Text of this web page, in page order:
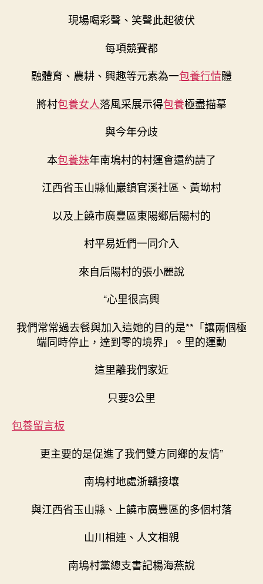
現場喝彩聲、笑聲此起彼伏
每項競賽都
融體育、農耕、興趣等元素為一包養行情體
將村包養女人落風采展示得包養極盡描摹
與今年分歧
本包養妹年南塢村的村運會還約請了
江西省玉山縣仙巖鎮官溪社區、黃坳村
以及上饒市廣豐區東陽鄉后陽村的
村平易近們一同介入
來自后陽村的張小麗說
“心里很高興
我們常常過去餐與加入這她的目的是**「讓兩個極
端同時停止，達到零的境界」。里的運動
這里離我們家近
只要3公里
包養留言板
更主要的是促進了我們雙方同鄉的友情”
南塢村地處浙贛接壤
與江西省玉山縣、上饒市廣豐區的多個村落
山川相連、人文相親
南塢村黨總支書記楊海燕說